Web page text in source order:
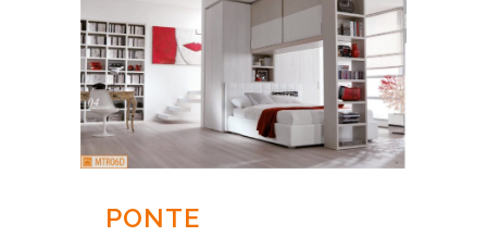
PONTE